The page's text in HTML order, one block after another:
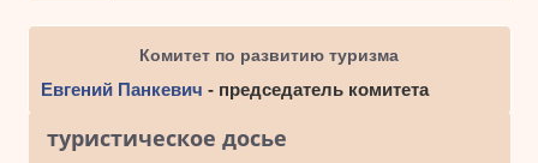
Комитет по развитию туризма
Евгений Панкевич - председатель комитета
туристическое досье